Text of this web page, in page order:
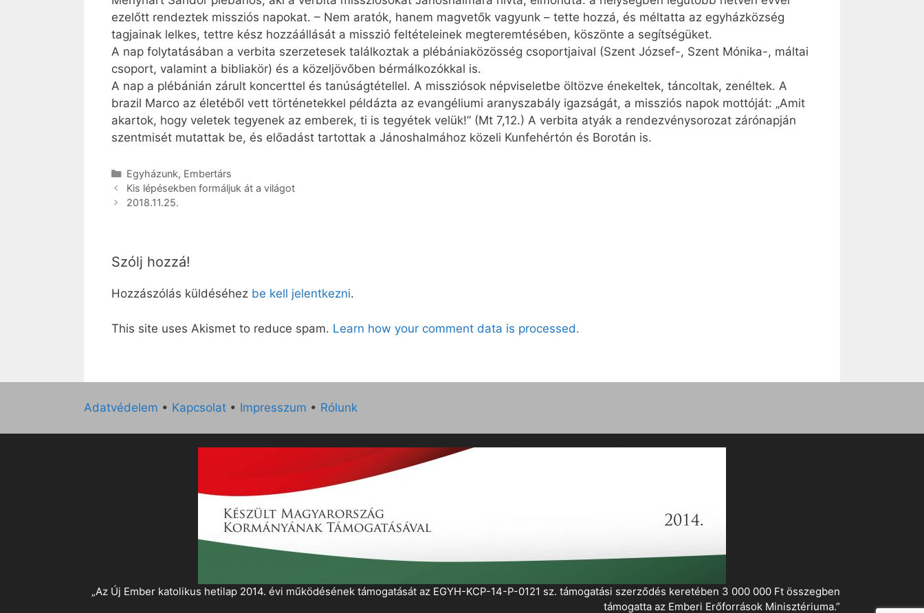
ezelőtt rendeztek missziós napokat. – Nem aratók, hanem magvetők vagyunk – tette hozzá, és méltatta az egyházközség
tagjainak lelkes, tettre kész hozzáállását a misszió feltételeinek megteremtésében, köszönte a segítségüket.
A nap folytatásában a verbita szerzetesek találkoztak a plébániaközösség csoportjaival (Szent József-, Szent Mónika-, máltai
csoport, valamint a bibliakör) és a közeljövőben bérmálkozókkal is.
A nap a plébánián zárult koncerttel és tanúságtétellel. A missziósok népviseletbe öltözve énekeltek, táncoltak, zenéltek. A
brazil Marco az életéből vett történetekkel példázta az evangéliumi aranyszabály igazságát, a missziós napok mottóját: „Amit
akartok, hogy veletek tegyenek az emberek, ti is tegyétek velük!” (Mt 7,12.) A verbita atyák a rendezvénysorozat zárónapján
szentmisét mutattak be, és előadást tartottak a Jánoshalmához közeli Kunfehértón és Borotán is.
Kategória
Egyházunk, Embertárs
Kis lépésekben formáljuk át a világot
2018.11.25.
Szólj hozzá!
Hozzászólás küldéséhez be kell jelentkezni.
This site uses Akismet to reduce spam. Learn how your comment data is processed.
Adatvédelem • Kapcsolat • Impresszum • Rólunk
„Az Új Ember katolikus hetilap 2014. évi működésének támogatását az EGYH-KCP-14-P-0121 sz. támogatási szerződés keretében 3 000 000 Ft összegben
támogatta az Emberi Erőforrások Minisztériuma.”